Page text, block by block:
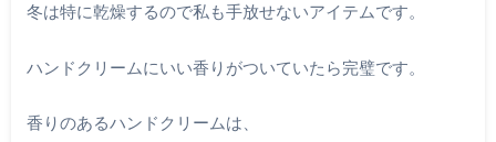
冬は特に乾燥するので私も手放せないアイテムです。
ハンドクリームにいい香りがついていたら完璧です。
香りのあるハンドクリームは、